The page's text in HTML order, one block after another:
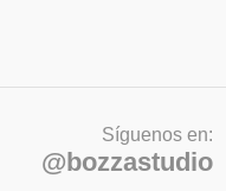
Síguenos en:
@bozzastudio